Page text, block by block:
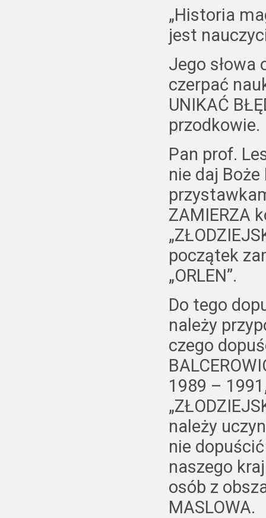
„Historia
jest
Jego słowa
czerpać
UNIKAĆ
przodkowie.
Pan prof.
nie daj
ZAMIERZA
początek
„ORLEN”.
Do tego
należy
czego
1989 –
należy
nie
naszego
osób z
MASLOWA.